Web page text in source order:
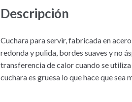
Descripción
Cuchara para servir, fabricada en
redonda y pulida, bordes suaves y no
transferencia de calor cuando se
cuchara es gruesa lo que hace que